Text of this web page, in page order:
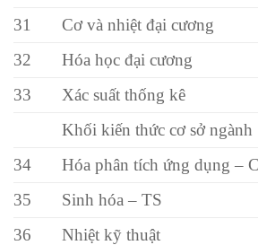
31
Cơ và nhiệt đại cương
32
Hóa học đại cương
33
Xác suất thống kê
Khối kiến thức cơ sở ngành
34
Hóa phân tích ứng dụng –
35
Sinh hóa – TS
36
Nhiệt kỹ thuật